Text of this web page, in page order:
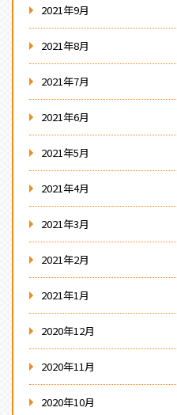
2021年9月
2021年8月
2021年7月
2021年6月
2021年5月
2021年4月
2021年3月
2021年2月
2021年1月
2020年12月
2020年11月
2020年10月